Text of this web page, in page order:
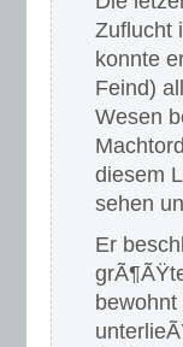
Zuflucht
konnte
Feind)
Wesen
diesem
sehen
Er